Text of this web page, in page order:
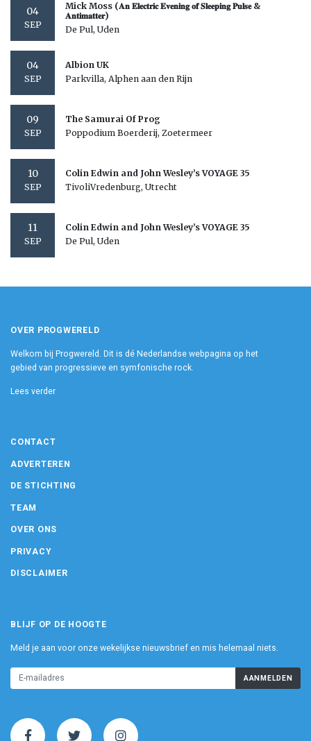
04
SEP
Mick Moss (𝐀𝐧 𝐄𝐥𝐞𝐜𝐭𝐫𝐢𝐜 𝐄𝐯𝐞𝐧𝐢𝐧𝐠 𝐨𝐟 𝐒𝐥𝐞𝐞𝐩𝐢𝐧𝐠 𝐏𝐮𝐥𝐬𝐞 &
𝐀𝐧𝐭𝐢𝐦𝐚𝐭𝐭𝐞𝐫)
De Pul, Uden
04
SEP
Albion UK
Parkvilla, Alphen aan den Rijn
09
SEP
The Samurai Of Prog
Poppodium Boerderij, Zoetermeer
10
SEP
Colin Edwin and John Wesley’s VOYAGE 35
TivoliVredenburg, Utrecht
11
SEP
Colin Edwin and John Wesley’s VOYAGE 35
De Pul, Uden
OVER PROGWERELD
Welkom bij Progwereld. Dit is dé Nederlandse webpagina op het
gebied van progressieve en symfonische rock.
Lees verder
CONTACT
ADVERTEREN
DE STICHTING
TEAM
OVER ONS
PRIVACY
DISCLAIMER
BLIJF OP DE HOOGTE
Meld je aan voor onze wekelijkse nieuwsbrief en mis helemaal niets.
AANMELDEN